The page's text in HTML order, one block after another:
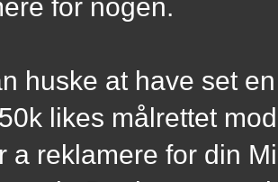
for nogen.
huske at have set
likes målrettet
a reklamere for din